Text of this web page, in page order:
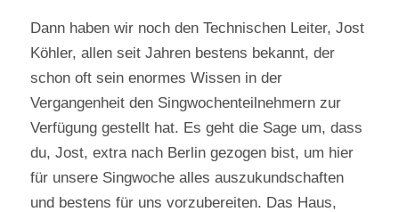
Dann haben wir noch den Technischen Leiter, Jost
Köhler, allen seit Jahren bestens bekannt, der
schon oft sein enormes Wissen in der
Vergangenheit den Singwochenteilnehmern zur
Verfügung gestellt hat. Es geht die Sage um, dass
du, Jost, extra nach Berlin gezogen bist, um hier
für unsere Singwoche alles auszukundschaften
und bestens für uns vorzubereiten. Das Haus,